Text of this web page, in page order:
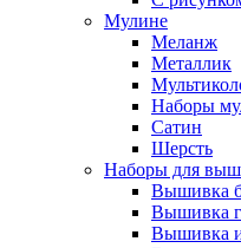
Мулине
Меланж
Металлик
Наборы
Сатин
Шерсть
Наборы для
Вышивка
Вышивка
Вышивка